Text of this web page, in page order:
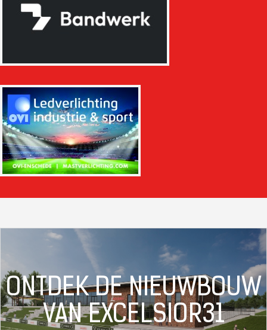
ONTDEK DE NIEUWBOUW
VAN EXCELSIOR31